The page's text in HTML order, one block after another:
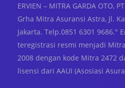
ERVIEN – MITRA GARDA OTO,
Grha Mitra Asuransi Astra, Jl.
Jakarta. Telp.0851 6301 9686."
teregistrasi resmi menjadi
2008 dengan kode Mitra 2472
lisensi dari AAUI (Asosiasi